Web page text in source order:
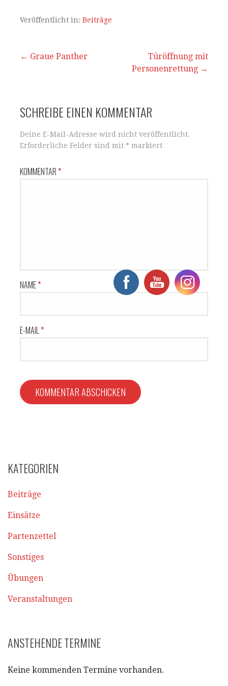
s
p
e
o
l
n
Veröffentlicht in: Beiträge
Beitrags-
← Graue Panther
Türöffnung mit
Personenrettung →
SCHREIBE EINEN KOMMENTAR
Deine E-Mail-Adresse wird nicht veröffentlicht.
Erforderliche Felder sind mit * markiert
KOMMENTAR*
NAME*
E-MAIL*
KATEGORIEN
Beiträge
Einsätze
Partenzettel
Sonstiges
Übungen
Veranstaltungen
ANSTEHENDE TERMINE
Keine kommenden Termine vorhanden.